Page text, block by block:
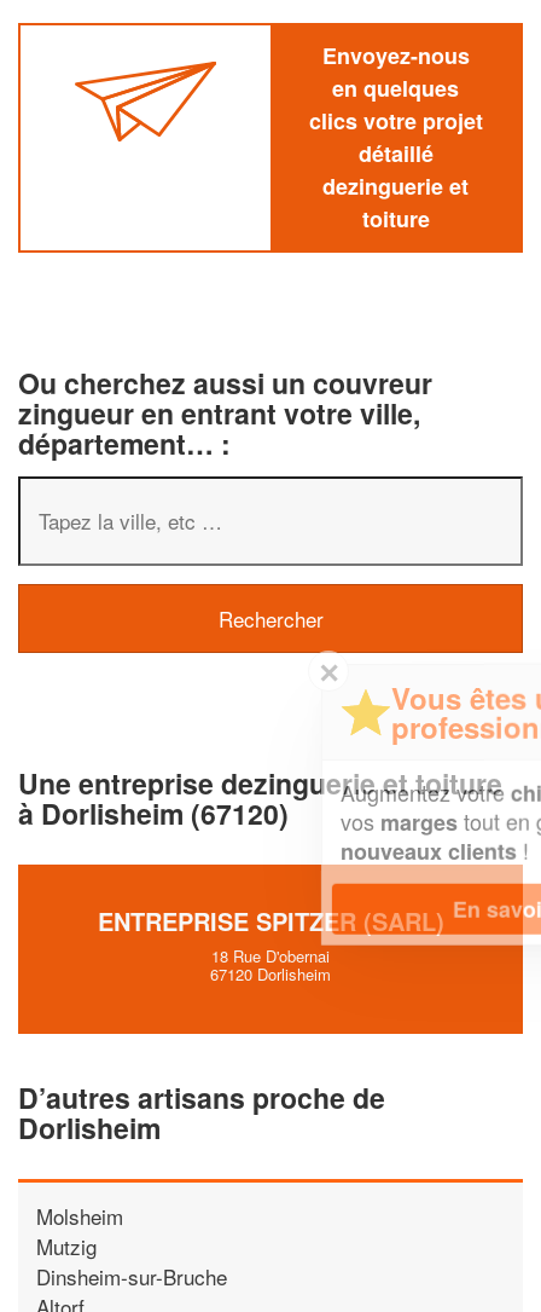
Envoyez-nous
en quelques
clics votre projet
détaillé
dezinguerie et
toiture
Ou cherchez aussi un couvreur
zingueur en entrant votre ville,
département… :
Une entreprise dezinguerie et toiture
à Dorlisheim (67120)
ENTREPRISE SPITZER (SARL)
18 Rue D'obernai
67120 Dorlisheim
D’autres artisans proche de
Dorlisheim
Molsheim
Mutzig
Dinsheim-sur-Bruche
Altorf
Vous êtes un
professionnel ?
Augmentez votrechiffre d'affaireset
vos margestout en gagnant de
En savoir plus